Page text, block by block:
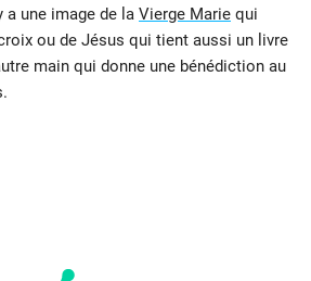
a une image de la Vierge Marie qui
ou de Jésus qui tient aussi un livre
main qui donne une bénédiction au